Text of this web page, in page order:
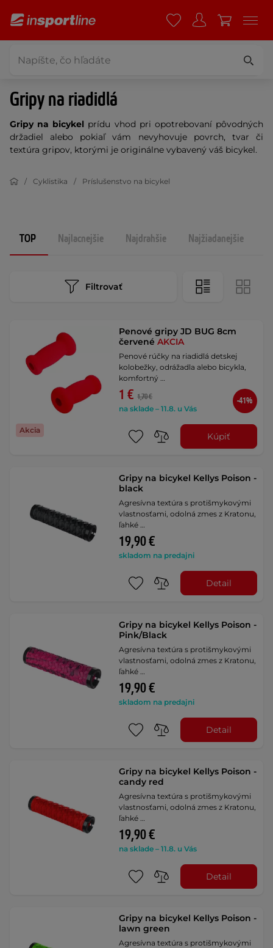
Gripy na riadidlá
Gripy na bicykel prídu vhod pri opotrebovaní pôvodných
držadiel alebo pokiaľ vám nevyhovuje povrch, tvar či
textúra gripov, ktorými je originálne vybavený váš bicykel.
Cyklistika Príslušenstvo na bicykel
TOP Najlacnejšie Najdrahšie Najžiadanejšie
Filtrovať
Akcia
Penové gripy JD BUG 8cm
červenéAKCIA
Penové rúčky na riadidlá detskej
kolobežky, odrážadla alebo bicykla,
komfortný …
1 € 1,70 €
na sklade – 11.8. u Vás
-41%
Kúpiť
Gripy na bicykel Kellys Poison -
black
Agresívna textúra s protišmykovými
vlastnosťami, odolná zmes z Kratonu,
ľahké …
19,90 €
skladom na predajni
Detail
Gripy na bicykel Kellys Poison -
Pink/Black
Agresívna textúra s protišmykovými
vlastnosťami, odolná zmes z Kratonu,
ľahké …
19,90 €
skladom na predajni
Detail
Gripy na bicykel Kellys Poison -
candy red
Agresívna textúra s protišmykovými
vlastnosťami, odolná zmes z Kratonu,
ľahké …
19,90 €
na sklade – 11.8. u Vás
Detail
Gripy na bicykel Kellys Poison -
lawn green
Agresívna textúra s protišmykovými